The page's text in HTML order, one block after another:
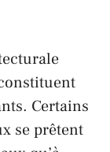
Certains
se prêtent